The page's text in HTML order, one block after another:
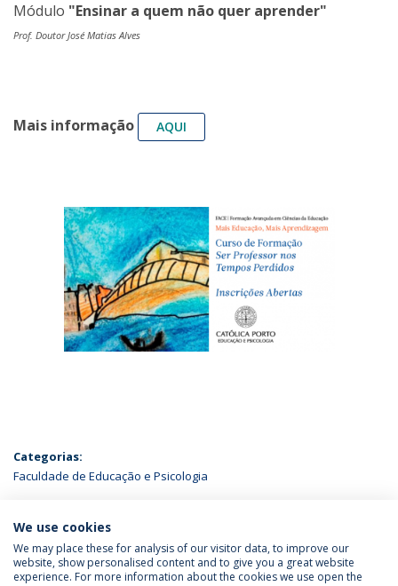
Módulo "Ensinar a quem não quer aprender"
Prof. Doutor José Matias Alves
Mais informação AQUI
Categorias:
Faculdade de Educação e Psicologia
ÚLTIMAS NOTÍCIAS
Política de Privacidade Termos & Condições
We use cookies
We may place these for analysis of our visitor data, to improve our
website, show personalised content and to give you a great website
experience. For more information about the cookies we use open the